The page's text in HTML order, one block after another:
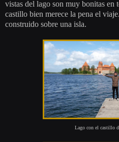
vistas del lago son muy bonitas en
castillo bien merece la pena el
construido sobre una isla.
Lago con el castillo